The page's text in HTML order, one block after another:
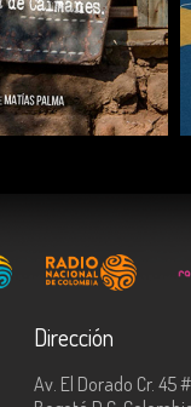
Dirección
Av. El Dorado Cr. 45